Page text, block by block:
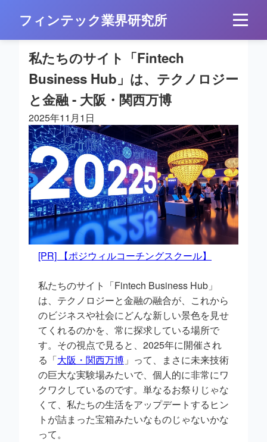
フィンテック業界研究所
私たちのサイト「Fintech
Business Hub」は、テクノロジー
と金融 - 大阪・関西万博
2025年11月1日
[PR] 【ポジウィルコーチングスクール】
私たちのサイト「Fintech Business Hub」
は、テクノロジーと金融の融合が、これから
のビジネスや社会にどんな新しい景色を見せ
てくれるのかを、常に探求している場所で
す。その視点で見ると、2025年に開催され
る「大阪・関西万博 」って、まさに未来技術
の巨大な実験場みたいで、個人的に非常にワ
クワクしているのです。単なるお祭りじゃな
くて、私たちの生活をアップデートするヒン
トが詰まった宝箱みたいなものじゃないかな
って。